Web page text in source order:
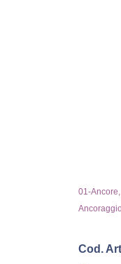
01-
Cod.